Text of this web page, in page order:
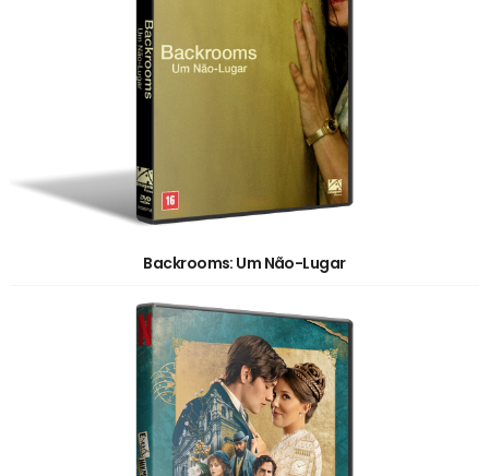
Backrooms: Um Não-Lugar